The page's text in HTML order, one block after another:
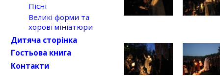
Пісні
Великі форми та
хорові мініатюри
Дитяча сторінка
Гостьова книга
Контакти